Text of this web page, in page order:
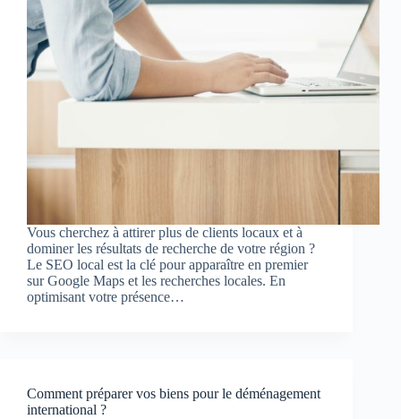
Vous cherchez à attirer plus de clients locaux et à
dominer les résultats de recherche de votre région ?
Le SEO local est la clé pour apparaître en premier
sur Google Maps et les recherches locales. En
optimisant votre présence…
Comment préparer vos biens pour le déménagement
international ?